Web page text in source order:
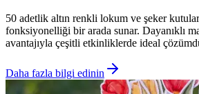
50 adetlik altın renkli lokum ve şeker
fonksiyonelliği bir arada sunar. Dayanıklı
avantajıyla çeşitli etkinliklerde ideal
Daha fazla bilgi edinin